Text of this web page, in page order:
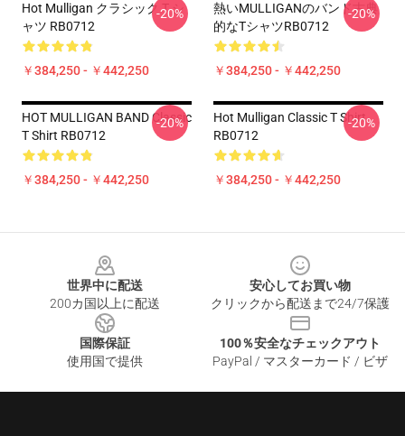
Hot Mulligan クラシック T シ
ャツ RB0712
￥384,250 - ￥442,250
-20%
熱いMULLIGANのバンド古典
的なTシャツRB0712
￥384,250 - ￥442,250
-20%
HOT MULLIGAN BAND Classic
T Shirt RB0712
￥384,250 - ￥442,250
-20%
Hot Mulligan Classic T Shirt
RB0712
￥384,250 - ￥442,250
-20%
世界中に配送
200カ国以上に配送
安心してお買い物
クリックから配送まで24/7保護
国際保証
使用国で提供
100％安全なチェックアウト
PayPal / マスターカード / ビザ